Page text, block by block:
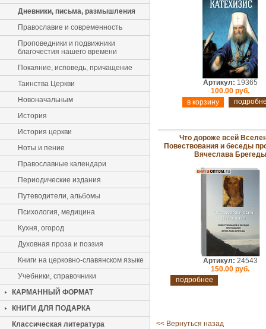
Дневники, письма, размышления
Православие и современность
Проповедники и подвижники
благочестия нашего времени
Покаяние, исповедь, причащение
Таинства Церкви
Новоначальным
История
История церкви
Ноты и пение
Православные календари
Периодические издания
Путеводители, альбомы
Психология, медицина
Кухня, огород
Духовная проза и поэзия
Книги на церковно-славянском языке
Учебники, справочники
КАРМАННЫЙ ФОРМАТ
КНИГИ ДЛЯ ПОДАРКА
Классическая литература
Артикул: 19365
100.00 руб.
Что дороже всей
Повествования и беседы
Вячеслава Брегеды
Артикул: 24543
150.00 руб.
подробнее
<< Вернуться назад